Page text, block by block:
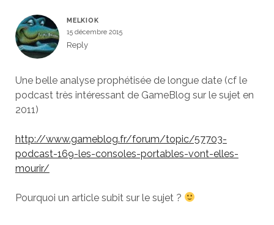
MELKIOK
15 décembre 2015
Reply
Une belle analyse prophétisée de longue date (cf le
podcast très intéressant de GameBlog sur le sujet en
2011)
http://www.gameblog.fr/forum/topic/57703-
podcast-169-les-consoles-portables-vont-elles-
mourir/
Pourquoi un article subit sur le sujet ?